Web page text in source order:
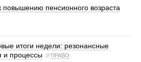
повышению пенсионного возраста
итоги недели: резонансные
и процессы // ПРАВО